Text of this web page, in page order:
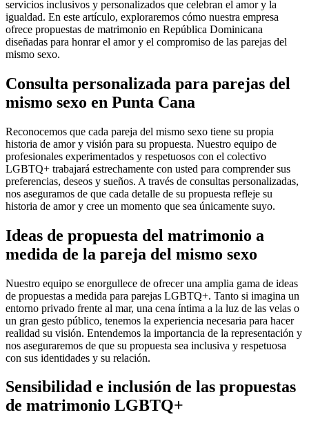
servicios inclusivos y personalizados que celebran el amor y la
igualdad. En este artículo, exploraremos cómo nuestra empresa
ofrece propuestas de matrimonio en República Dominicana
diseñadas para honrar el amor y el compromiso de las parejas del
mismo sexo.
Consulta personalizada para parejas del
mismo sexo en Punta Cana
Reconocemos que cada pareja del mismo sexo tiene su propia
historia de amor y visión para su propuesta. Nuestro equipo de
profesionales experimentados y respetuosos con el colectivo
LGBTQ+ trabajará estrechamente con usted para comprender sus
preferencias, deseos y sueños. A través de consultas personalizadas,
nos aseguramos de que cada detalle de su propuesta refleje su
historia de amor y cree un momento que sea únicamente suyo.
Ideas de propuesta del matrimonio a
medida de la pareja del mismo sexo
Nuestro equipo se enorgullece de ofrecer una amplia gama de ideas
de propuestas a medida para parejas LGBTQ+. Tanto si imagina un
entorno privado frente al mar, una cena íntima a la luz de las velas o
un gran gesto público, tenemos la experiencia necesaria para hacer
realidad su visión. Entendemos la importancia de la representación y
nos aseguraremos de que su propuesta sea inclusiva y respetuosa
con sus identidades y su relación.
Sensibilidad e inclusión de las propuestas
de matrimonio LGBTQ+